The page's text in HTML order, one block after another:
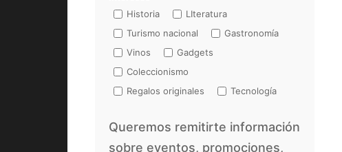
Historia
LIteratura
Turismo nacional
Gastronomía
Vinos
Gadgets
Coleccionismo
Regalos originales
Tecnología
Queremos remitirte información
sobre eventos, promociones,